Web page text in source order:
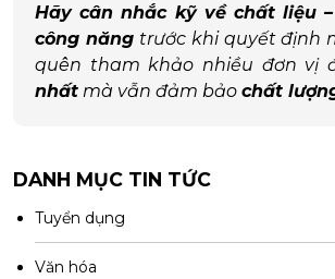
Hãy cân nhắc kỹ về chất liệu
công năngtrước khi quyết định
quên tham khảo nhiều đơn vị
nhất mà vẫn đảm bảo chất
DANH MỤC TIN TỨC
Tuyển dụng
Văn hóa